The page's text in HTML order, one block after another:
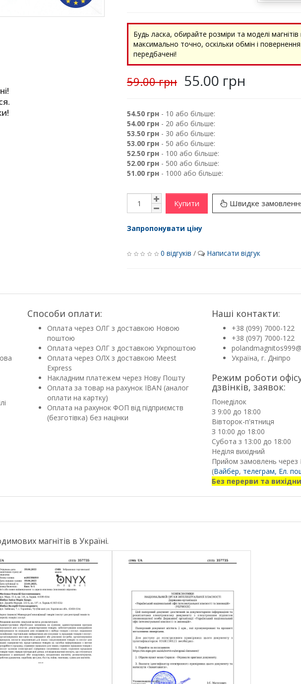
Будь ласка, обирайте розміри та моделі
максимально точно, оскільки обмін і
передбачені!
59.00 грн 55.00 грн
54.50 грн - 10 або більше:
54.00 грн - 20 або більше:
53.50 грн - 30 або більше:
53.00 грн - 50 або більше:
52.50 грн - 100 або більше:
52.00 грн - 500 або більше:
51.00 грн - 1000 або більше:
Купити Швидке
Запропонувати ціну
0 відгуків / Написати відгук
Способи оплати:
Оплата через ОЛГ з доставкою Новою
поштою
Оплата через ОЛГ з доставкою Укрпоштою
Оплата через ОЛХ з доставкою Meest
Express
Накладним платежем через Нову Пошту
Оплата за товар на рахунок IBAN (аналог
оплати на картку)
Оплата на рахунок ФОП від підприємств
(безготівка) без націнки
Наші контакти:
+38 (099) 7000-122
+38 (097) 7000-122
Україна, г. Дніпро
Режим роботи
дзвінків, заявок:
Понеділок
З 9:00 до 18:00
Вівторок-п'ятниця
З 10:00 до 18:00
Субота з 13:00 до 18:00
Неділя вихідний
Прийом замовлень
(Вайбер, телеграм, Ел.
Без перерви та
магнітів в Україні.